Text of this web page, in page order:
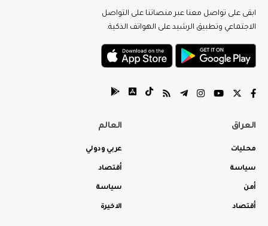
ابقى على تواصل معنا عبر منصاتنا على التواصل
الاجتماعي وتطبيق الرشيد على الهواتف الذكية.
العراق
محليات
سياسة
أمن
أقتصاد
العالم
عربي ودولي
أقتصاد
سياسة
الاخيرة